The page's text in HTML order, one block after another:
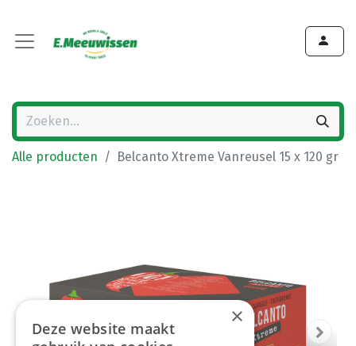
Alle producten Belcanto Xtreme Vanreusel 15 x 120 gr
×
Deze website maakt